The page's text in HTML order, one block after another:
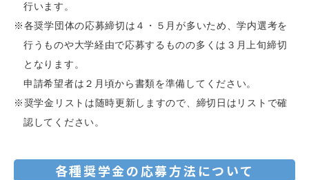
行います。
※各奨学団体の応募締切は４・５月が多いため、学内選考を
行うものや大学経由で応募するものの多くは３月上旬締切
となります。
申請希望者は２月頃から書類を準備してください。
※奨学金リストは随時更新しますので、締切日はリストで確
認してください。
各種奨学金の応募方法について